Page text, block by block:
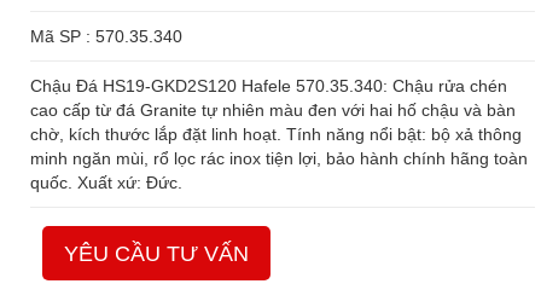
Mã SP : 570.35.340
Chậu Đá HS19-GKD2S120 Hafele 570.35.340: Chậu rửa chén
cao cấp từ đá Granite tự nhiên màu đen với hai hố chậu và bàn
chờ, kích thước lắp đặt linh hoạt. Tính năng nổi bật: bộ xả thông
minh ngăn mùi, rổ lọc rác inox tiện lợi, bảo hành chính hãng toàn
quốc. Xuất xứ: Đức.
YÊU CẦU TƯ VẤN